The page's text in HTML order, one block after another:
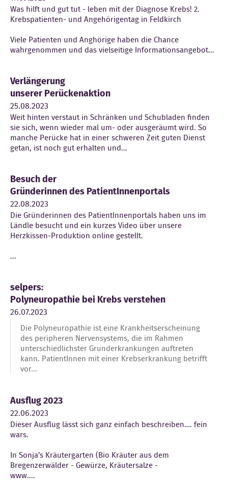
Was hilft und gut tut - leben mit der Diagnose Krebs! 2.
Krebspatienten- und Angehörigentag in Feldkirch
Viele Patienten und Anghörige haben die Chance
wahrgenommen und das vielseitige Informationsangebot...
Verlängerung
unserer Perückenaktion
25.08.2023
Weit hinten verstaut in Schränken und Schubladen finden
sie sich, wenn wieder mal um- oder ausgeräumt wird. So
manche Perücke hat in einer schweren Zeit guten Dienst
getan, ist noch gut erhalten und...
Besuch der
Gründerinnen des PatientInnenportals
22.08.2023
Die Gründerinnen des PatientInnenportals haben uns im
Ländle besucht und ein kurzes Video über unsere
Herzkissen-Produktion online gestellt.
...
selpers:
Polyneuropathie bei Krebs verstehen
26.07.2023
Die Polyneuropathie ist eine Krankheitserscheinung
des peripheren Nervensystems, die im Rahmen
unterschiedlichster Grunderkrankungen auftreten
kann. PatientInnen mit einer Krebserkrankung betrifft
vor...
Ausflug 2023
22.06.2023
Dieser Ausflug lässt sich ganz einfach beschreiben…. fein
wars.
In Sonja’s Kräutergarten (Bio Kräuter aus dem
Bregenzerwälder - Gewürze, Kräutersalze -
www....